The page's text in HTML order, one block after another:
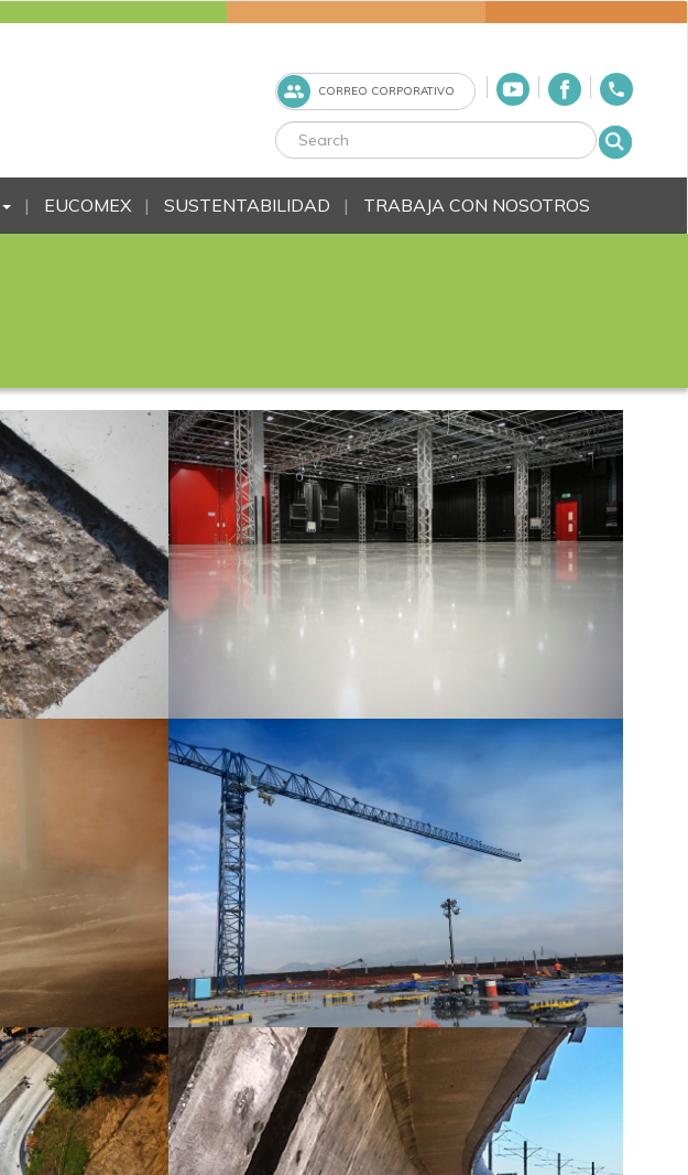
CORREO CORPORATIVO
EUCOMEX SUSTENTABILIDAD TRABAJA CON NOSOTROS